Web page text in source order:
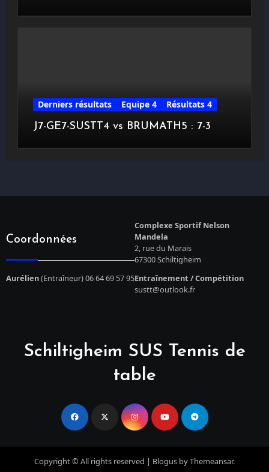
Derniers résultats Equipe 4
Résultats 4
J7-GE7-SUSTT4 vs BRUMATH5 : 7-3
Coordonnées
Complexe Sportif Nelson
Mandela
2, rue du Marais
67300 Schiltigheim
Aurélien(Entraîneur) 06 64 69 57 95Entraînement / Compétition
sustt@outlook.fr
Schiltigheim SUS Tennis de
table
Copyright © All rights reserved | Blogus byThemeansar.